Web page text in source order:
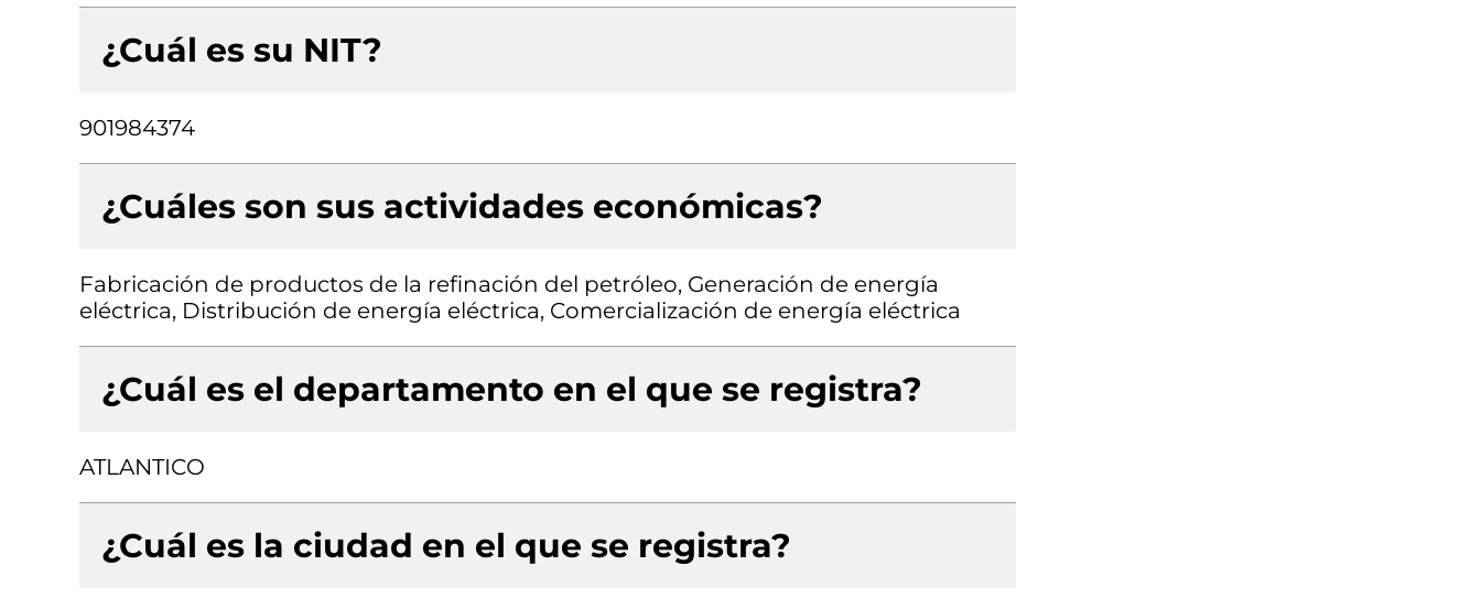
¿Cuál es su NIT?
901984374
¿Cuáles son sus actividades económicas?
Fabricación de productos de la refinación del petróleo, Generación de energía
eléctrica, Distribución de energía eléctrica, Comercialización de energía eléctrica
¿Cuál es el departamento en el que se registra?
ATLANTICO
¿Cuál es la ciudad en el que se registra?